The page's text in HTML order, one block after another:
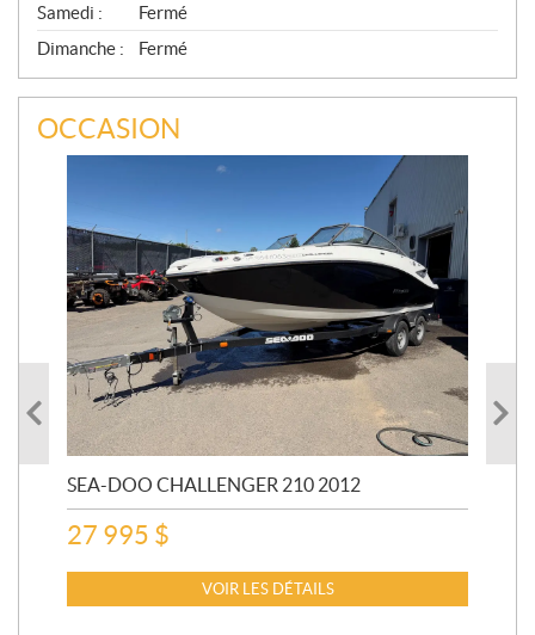
Samedi :
Fermé
Dimanche :
Fermé
OCCASION
SEA-DOO CHALLENGER 210 2012
27 995 $
VOIR LES DÉTAILS